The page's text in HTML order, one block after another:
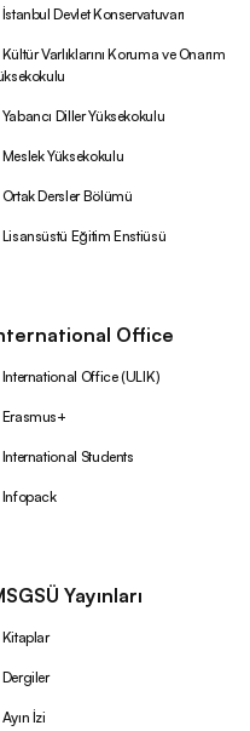
İstanbul Devlet Konservatuvarı
Kültür Varlıklarını Koruma ve Onarım
Yabancı Diller Yüksekokulu
Meslek Yüksekokulu
Ortak Dersler Bölümü
Lisansüstü Eğitim Enstiüsü
Office
International Office (ULIK)
Erasmus+
International Students
Infopack
Yayınları
Kitaplar
Dergiler
Ayın İzi